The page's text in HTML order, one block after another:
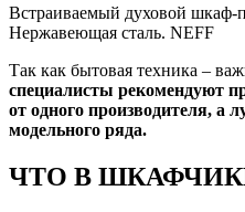
Встраиваемый духовой шкаф-
Нержавеющая сталь. NEFF
Так как бытовая техника –
специалисты рекомендуют
от одного производителя, а
модельного ряда.
ЧТО В